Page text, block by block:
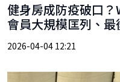
健身房成防疫破口
會員大規模匡列、
2026-04-04 12:21